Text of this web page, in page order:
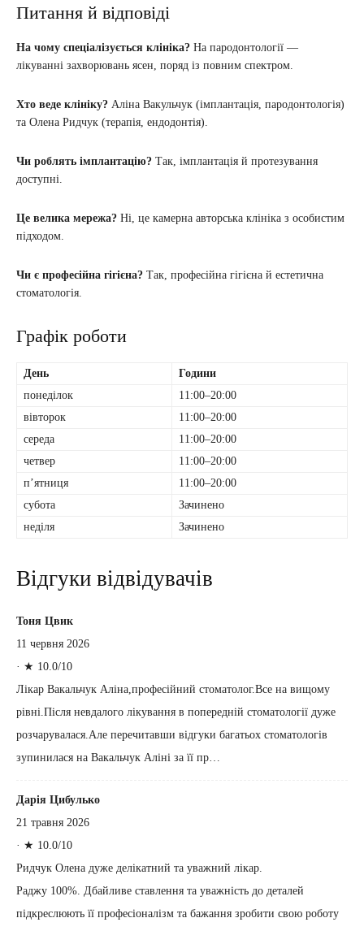
Питання й відповіді
На чому спеціалізується клініка? На пародонтології —
лікуванні захворювань ясен, поряд із повним спектром.
Хто веде клініку? Аліна Вакульчук (імплантація, пародонтологія)
та Олена Ридчук (терапія, ендодонтія).
Чи роблять імплантацію? Так, імплантація й протезування
доступні.
Це велика мережа? Ні, це камерна авторська клініка з особистим
підходом.
Чи є професійна гігієна? Так, професійна гігієна й естетична
стоматологія.
Графік роботи
День
Години
понеділок
11:00–20:00
вівторок
11:00–20:00
середа
11:00–20:00
четвер
11:00–20:00
пʼятниця
11:00–20:00
субота
Зачинено
неділя
Зачинено
Відгуки відвідувачів
Тоня Цвик
11 червня 2026
· ★ 10.0/10
Лікар Вакальчук Аліна,професійний стоматолог.Все на вищому
рівні.Після невдалого лікування в попередній стоматології дуже
розчарувалася.Але перечитавши відгуки багатьох стоматологів
зупинилася на Вакальчук Аліні за її пр…
Дарія Цибулько
21 травня 2026
· ★ 10.0/10
Ридчук Олена дуже делікатний та уважний лікар.
Раджу 100%. Дбайливе ставлення та уважність до деталей
підкреслюють її професіоналізм та бажання зробити свою роботу